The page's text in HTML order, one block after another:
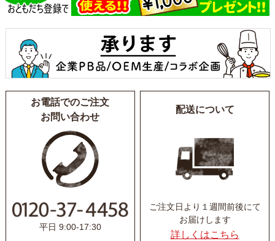
お電話でのご注文
お問い合わせ
平日 9:00-17:30
配送について
ご注文日より１週間前後にて
お届けします
詳しくはこちら